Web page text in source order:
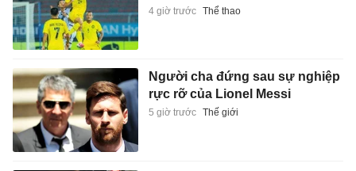
4 giờ trước Thể thao
Người cha đứng sau sự nghiệp
rực rỡ của Lionel Messi
5 giờ trước Thế giới